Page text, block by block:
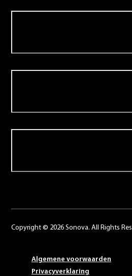
Copyright © 2026 Sonova. All Rights
Algemene voorwaarden
Privacyverklaring